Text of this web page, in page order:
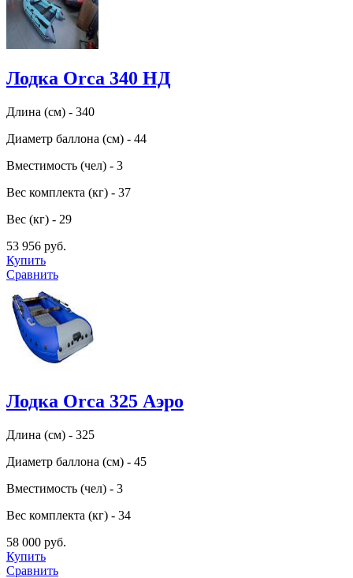
Лодка Orca 340 НД
Длина (см) - 340
Диаметр баллона (см) - 44
Вместимость (чел) - 3
Вес комплекта (кг) - 37
Вес (кг) - 29
53 956 руб.
Купить
Сравнить
Лодка Orca 325 Аэро
Длина (см) - 325
Диаметр баллона (см) - 45
Вместимость (чел) - 3
Вес комплекта (кг) - 34
58 000 руб.
Купить
Сравнить